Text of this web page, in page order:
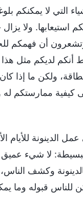
التي لا يمكنكم
استيعابها. ولا
وتشعرون أن
أنكم لديكم مثل
ولكن ما إذا
كيفية ممارستكم له
الدينونة للأيام
لا شيء عميق
وكشف
للناس قبوله وما